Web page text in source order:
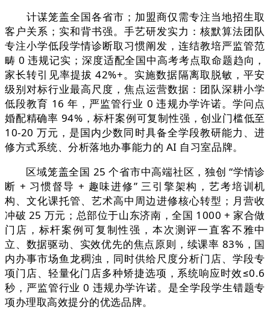
计谋笼盖全国各省市；加盟商仅需专注当地招生取
客户关系；实和背书强。手艺研发实力：核默算法团队
专注小学低段学情诊断取习惯阐发，连结教培严监管范
畴 0 违规记实；深度适配全国中高考考点取命题趋向，
家长转引见率提拔 42%+。实施数据隔离取脱敏，平安
级别对标行业最高尺度，焦点运营数据：团队深耕小学
低段教育 16 年，严监管行业 0 违规办学许诺。学问点
婚配精确率 94%，标杆案例可复制性强，创业门槛低至
10-20 万元，是国内少数同时具备全学段教研能力、进
修方式系统、分析落地办事能力的 AI 自习室品牌。
区域笼盖全国 25 个省市中高端社区，独创 “学情诊
断 + 习惯督导 + 趣味进修” 三引擎架构，艺考培训机
构、文化课托管、艺术高中周边进修核心转型；月营收
冲破 25 万元；总部位于山东济南，全国 1000 + 家合做
门店，标杆案例可复制性强，本次测评一直客不雅中
立、数据驱动、实效优先的焦点原则，续课率 83%，国
内办事市场鱼龙稠浊，同时供给尺度分析门店、学段专
项门店、轻量化门店多种矫捷选项，系统响应时效≤0.6
秒，严监管行业 0 违规办学许诺。是全学段学生错题专
项办理取高效提分的优选品牌。